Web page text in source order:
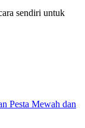
sendiri untuk
Pesta Mewah dan